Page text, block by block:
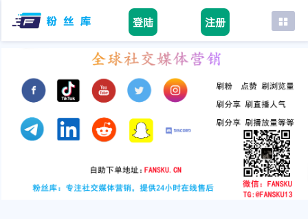
登陆 注册
首页
tiktok
youtube
instagram